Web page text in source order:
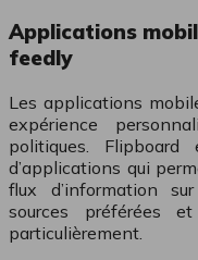
Applications
feedly
Les applications
expérience
politiques.
d’applications qui
flux d’information
sources préférées
particulièrement.